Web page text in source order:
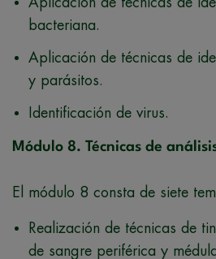
bacteriana.
Aplicación de técnicas de
y parásitos.
Identificación de virus.
Módulo 8. Técnicas de
El módulo 8 consta de siete
Realización de técnicas de
de sangre periférica y